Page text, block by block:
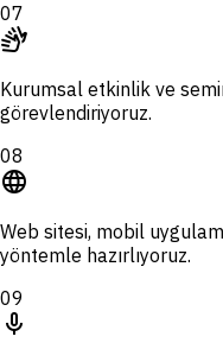
07
sign_language
Kurumsal etkinlik ve
görevlendiriyoruz.
08
language
Web sitesi, mobil
yöntemle hazırlıyoruz.
09
mic